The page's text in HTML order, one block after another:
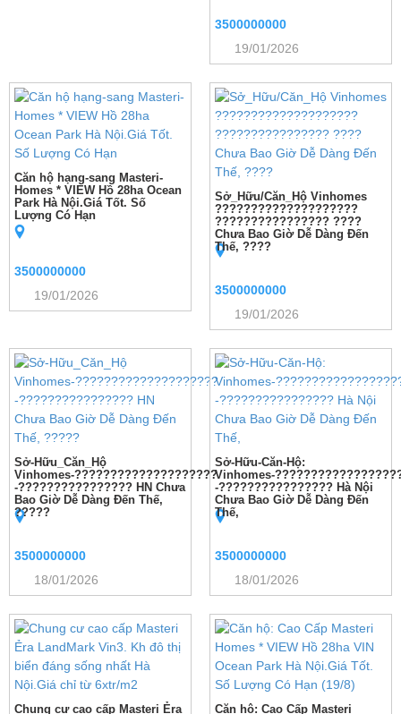
3500000000
19/01/2026
Căn hộ hạng-sang Masteri-
Homes * VIEW Hồ 28ha Ocean
Park Hà Nội.Giá Tốt. Số
Lượng Có Hạn
3500000000
19/01/2026
Sở_Hữu/Căn_Hộ Vinhomes
????????????????????
???????????????? ????
Chưa Bao Giờ Dễ Dàng Đến
Thế, ????
3500000000
19/01/2026
Sở-Hữu_Căn_Hộ
Vinhomes-????????????????????
-???????????????? HN Chưa
Bao Giờ Dễ Dàng Đến Thế,
?????
3500000000
18/01/2026
Sở-Hữu-Căn-Hộ:
Vinhomes-
-???????????????? Hà Nội
Chưa Bao Giờ Dễ Dàng Đến
Thế,
3500000000
18/01/2026
Chung cư cao cấp Masteri Ẻra
Căn hộ: Cao Cấp Masteri